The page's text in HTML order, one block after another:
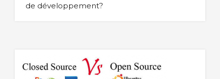
de développement?